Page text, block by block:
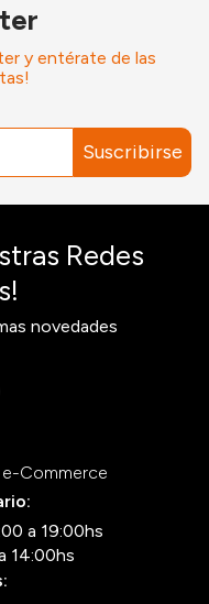
y entérate de las
Suscribirse
Redes
novedades
Commerce
a 19:00hs
14:00hs